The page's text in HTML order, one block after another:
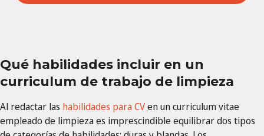
Qué habilidades incluir en un
curriculum de trabajo de limpieza
Al redactar las habilidades para CVen un curriculum vitae
empleado de limpieza es imprescindible equilibrar dos tipos